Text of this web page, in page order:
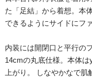
た「足結」から着想。本
できるようにサイドにフ
内装には開閉口と平行の
14cmの丸底仕様。本体
上がり。 しなやかなで肌